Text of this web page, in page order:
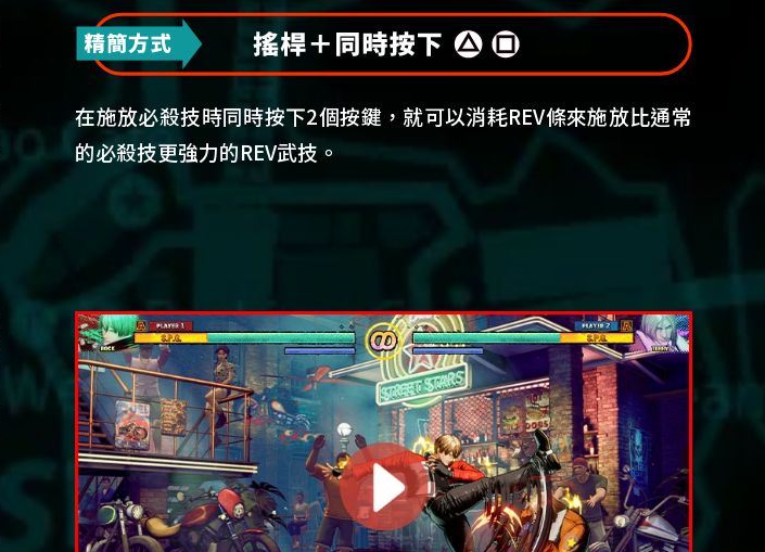
在施放必殺技時同時按下2個按鍵，就可以消耗REV條來施放比通常
的必殺技更強力的REV武技。